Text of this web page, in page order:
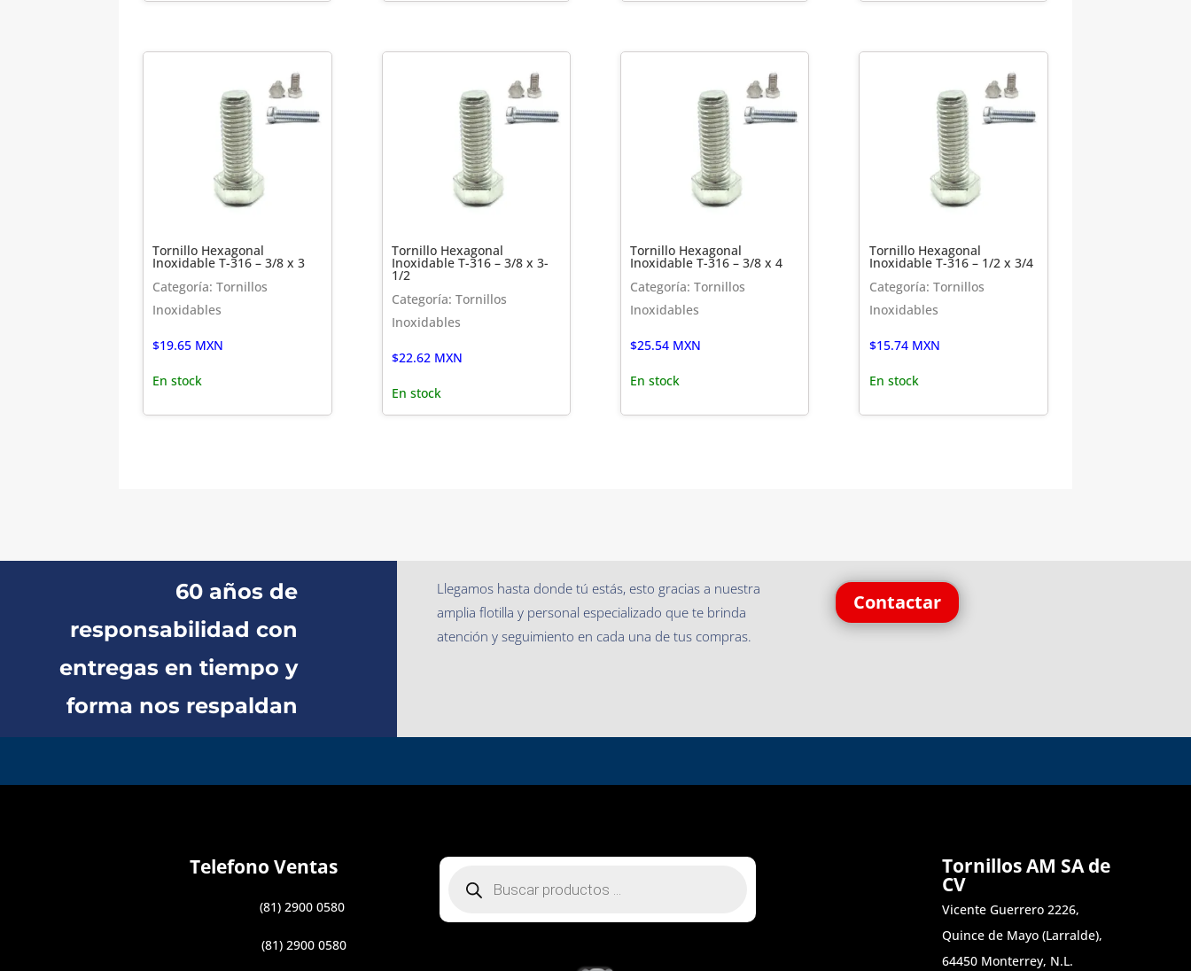
Tornillo Hexagonal
Inoxidable T-316 – 3/8 x 3
Categoría: Tornillos
Inoxidables
$19.65 MXN
En stock
Tornillo Hexagonal
Inoxidable T-316 – 3/8 x 3-
1/2
Categoría: Tornillos
Inoxidables
$22.62MXN
En stock
Tornillo Hexagonal
Inoxidable T-316 – 3/8 x 4
Categoría: Tornillos
Inoxidables
$25.54 MXN
En stock
Tornillo Hexagonal
Inoxidable T-316 – 1/2 x 3/4
Categoría: Tornillos
Inoxidables
$15.74MXN
En stock
60 años de
responsabilidad con
entregas en tiempo y
forma nos respaldan
Llegamos hasta donde tú estás, esto gracias a nuestra
amplia flotilla y personal especializado que te brinda
atención y seguimiento en cada una de tus compras.
Contactar
Telefono Ventas
(81) 2900 0580
(81) 2900 0580
productos
Tornillos AM SA de
CV
Vicente Guerrero 2226,
Quince de Mayo (Larralde),
64450 Monterrey, N.L.